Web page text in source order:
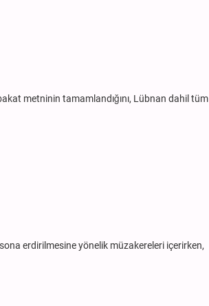
metninin tamamlandığını, Lübnan dahil tüm
sona erdirilmesine yönelik müzakereleri içerirken,